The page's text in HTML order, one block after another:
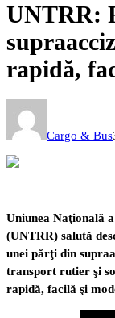
UNTRR:
rapidă,
Cargo & Bus
Uniunea Naţională
(UNTRR) salută
unei părţi din
transport rutier şi
rapidă, facilă şi